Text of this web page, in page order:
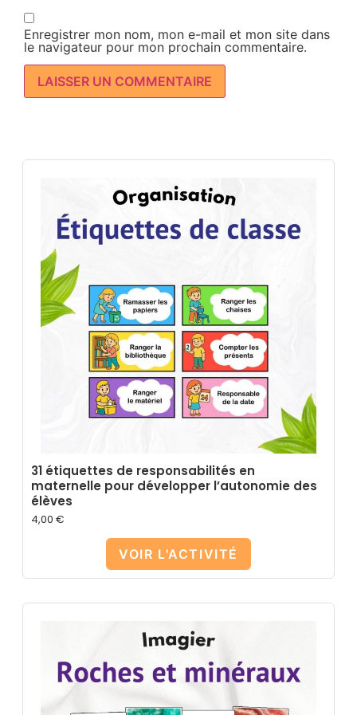
Enregistrer mon nom, mon e-mail et mon site dans
le navigateur pour mon prochain commentaire.
31 étiquettes de responsabilités en
maternelle pour développer l’autonomie des
élèves
4,00 €
VOIR L'ACTIVITÉ